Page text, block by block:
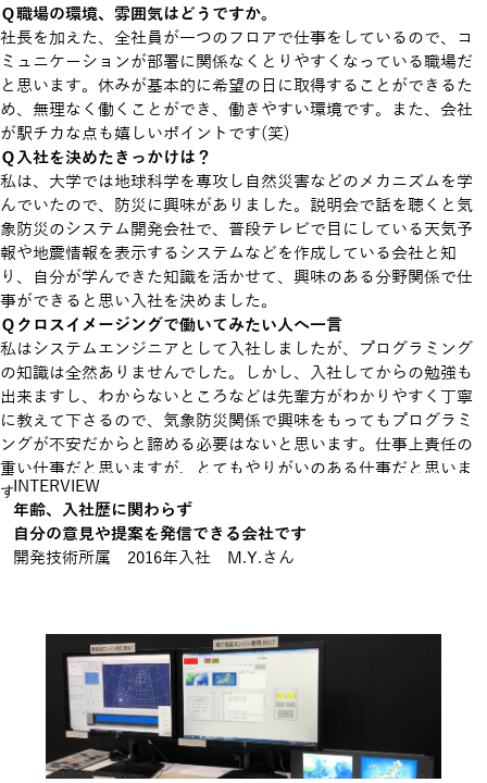
Ｑ職場の環境、雰囲気はどうですか。
社長を加えた、全社員が一つのフロアで仕事をしているので、コ
ミュニケーションが部署に関係なくとりやすくなっている職場だ
と思います。休みが基本的に希望の日に取得することができるた
め、無理なく働くことができ、働きやすい環境です。また、会社
が駅チカな点も嬉しいポイントです(笑)
Ｑ入社を決めたきっかけは？
私は、大学では地球科学を専攻し自然災害などのメカニズムを学
んでいたので、防災に興味がありました。説明会で話を聴くと気
象防災のシステム開発会社で、普段テレビで目にしている天気予
報や地震情報を表示するシステムなどを作成している会社と知
り、自分が学んできた知識を活かせて、興味のある分野関係で仕
事ができると思い入社を決めました。
Ｑクロスイメージングで働いてみたい人へ一言
私はシステムエンジニアとして入社しましたが、プログラミング
の知識は全然ありませんでした。しかし、入社してからの勉強も
出来ますし、わからないところなどは先輩方がわかりやすく丁寧
に教えて下さるので、気象防災関係で興味をもってもプログラミ
ングが不安だからと諦める必要はないと思います。仕事上責任の
重い仕事だと思いますが、とてもやりがいのある仕事だと思いま
す。興味があればチャレンジしてみてください。
INTERVIEW
年齢、入社歴に関わらず
自分の意見や提案を発信できる会社です
開発技術所属 2016年入社 M.Y.さん